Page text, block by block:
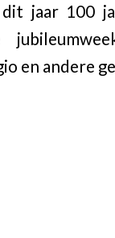
dit jaar 100
en andere